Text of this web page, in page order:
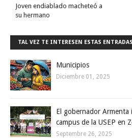
Joven endiablado macheteó a
su hermano
TAL VEZ TE INTERESEN ESTAS ENTRADAS
Municipios
Diciembre 01, 2025
El gobernador Armenta
campus de la USEP en
Septembre 26, 2025